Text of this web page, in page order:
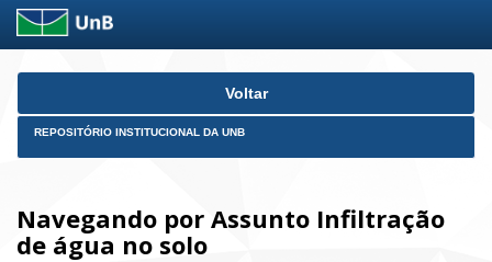
Skip
Voltar
REPOSITÓRIO INSTITUCIONAL DA UNB
Navegando por Assunto Infiltração
de água no solo